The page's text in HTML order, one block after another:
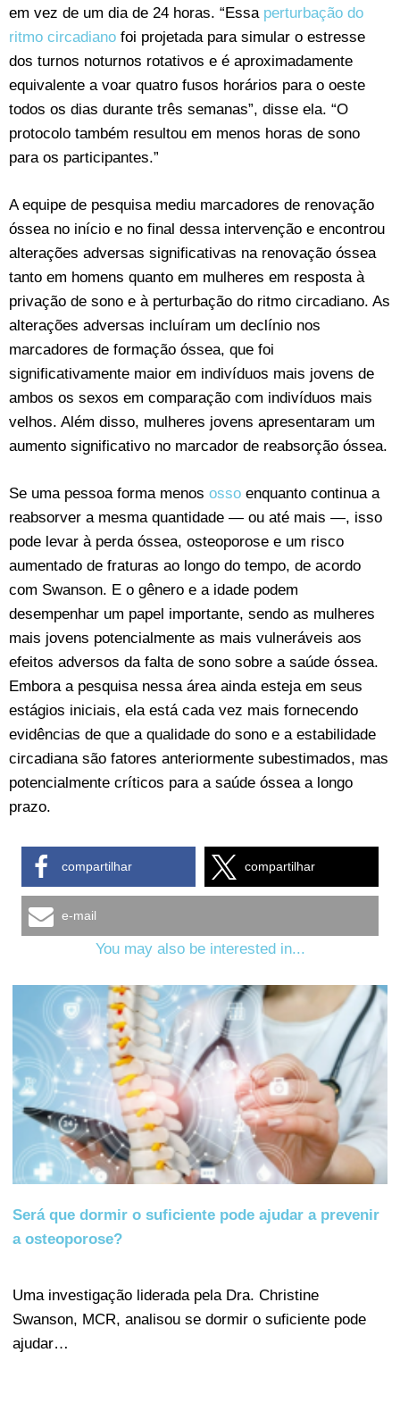
em vez de um dia de 24 horas. “Essa perturbação do
ritmo circadiano foi projetada para simular o estresse
dos turnos noturnos rotativos e é aproximadamente
equivalente a voar quatro fusos horários para o oeste
todos os dias durante três semanas”, disse ela. “O
protocolo também resultou em menos horas de sono
para os participantes.”
A equipe de pesquisa mediu marcadores de renovação
óssea no início e no final dessa intervenção e encontrou
alterações adversas significativas na renovação óssea
tanto em homens quanto em mulheres em resposta à
privação de sono e à perturbação do ritmo circadiano. As
alterações adversas incluíram um declínio nos
marcadores de formação óssea, que foi
significativamente maior em indivíduos mais jovens de
ambos os sexos em comparação com indivíduos mais
velhos. Além disso, mulheres jovens apresentaram um
aumento significativo no marcador de reabsorção óssea.
Se uma pessoa forma menos osso enquanto continua a
reabsorver a mesma quantidade — ou até mais —, isso
pode levar à perda óssea, osteoporose e um risco
aumentado de fraturas ao longo do tempo, de acordo
com Swanson. E o gênero e a idade podem
desempenhar um papel importante, sendo as mulheres
mais jovens potencialmente as mais vulneráveis aos
efeitos adversos da falta de sono sobre a saúde óssea.
Embora a pesquisa nessa área ainda esteja em seus
estágios iniciais, ela está cada vez mais fornecendo
evidências de que a qualidade do sono e a estabilidade
circadiana são fatores anteriormente subestimados, mas
potencialmente críticos para a saúde óssea a longo
prazo.
compartilhar compartilhar
e-mail
You may also be interested in...
Será que dormir o suficiente pode ajudar a prevenir
a osteoporose?
Uma investigação liderada pela Dra. Christine
Swanson, MCR, analisou se dormir o suficiente pode
ajudar…